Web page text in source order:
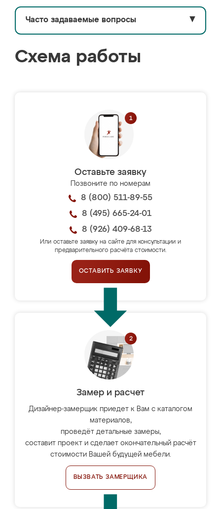
Часто задаваемые вопросы ▼
Схема работы
Оставьте заявку
Позвоните по номерам
8 (800) 511-89-55
8 (495) 665-24-01
8 (926) 409-68-13
Или оставьте заявку на сайте для консультации и
предварительного расчёта стоимости.
ОСТАВИТЬ ЗАЯВКУ
Замер и расчет
Дизайнер-замерщик приедет к Вам с каталогом
материалов,
проведёт детальные замеры,
составит проект и сделает окончательный расчёт
стоимости Вашей будущей мебели.
ВЫЗВАТЬ ЗАМЕРЩИКА